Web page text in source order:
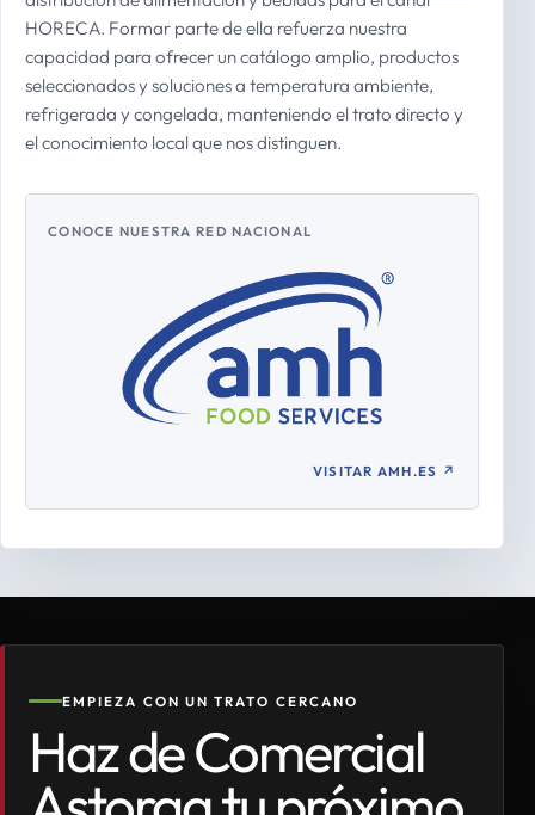
HORECA. Formar parte de ella refuerza nuestra
capacidad para ofrecer un catálogo amplio, productos
seleccionados y soluciones a temperatura ambiente,
refrigerada y congelada, manteniendo el trato directo y
el conocimiento local que nos distinguen.
CONOCE NUESTRA RED NACIONAL
VISITAR AMH.ES ↗
EMPIEZA CON UN TRATO CERCANO
Haz de Comercial